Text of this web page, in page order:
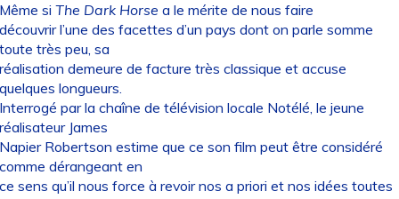
si The Dark Horse a le mérite de nous faire
l’une des facettes d’un pays dont on parle somme
très peu, sa
demeure de facture très classique et accuse
longueurs.
par la chaîne de télévision locale Notélé, le jeune
James
Robertson estime que ce son film peut être considéré
dérangeant en
sens qu’il nous force à revoir nos a priori et nos idées toutes